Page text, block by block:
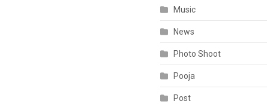
Music
News
Photo Shoot
Pooja
Post